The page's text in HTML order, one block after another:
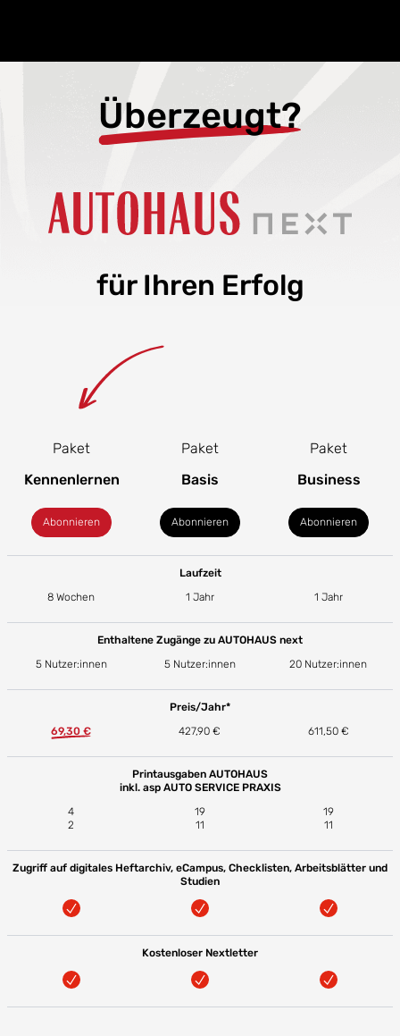
Überzeugt?
für Ihren Erfolg
Paket
Kennenlernen
Abonnieren
Paket
Basis
Abonnieren
Paket
Business
Abonnieren
Laufzeit
8 Wochen
1 Jahr 1 Jahr
Enthaltene Zugänge zu AUTOHAUS next
5 Nutzer:innen
5 Nutzer:innen 20 Nutzer:innen
Preis/Jahr*
69,30 €
427,90 € 611,50 €
Printausgaben AUTOHAUS
inkl. asp AUTO SERVICE PRAXIS
4
2
19
11
19
11
Zugriff auf digitales Heftarchiv, eCampus, Checklisten, Arbeitsblätter und
Studien
Kostenloser Nextletter